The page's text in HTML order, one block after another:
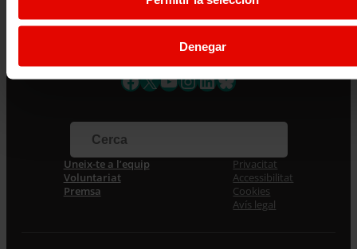
Denegar
Tlf. 91 590 26 72
noticias@entreculturas.org
Facebook
X YouTube
Instagram
LinkedIn
Bluesky
Uneix-te a l’equip
Voluntariat
Premsa
Privacitat
Accessibilitat
Cookies
Avís legal